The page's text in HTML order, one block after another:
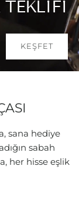
KEŞFET
sana hediye
sabah
her hisse eşlik